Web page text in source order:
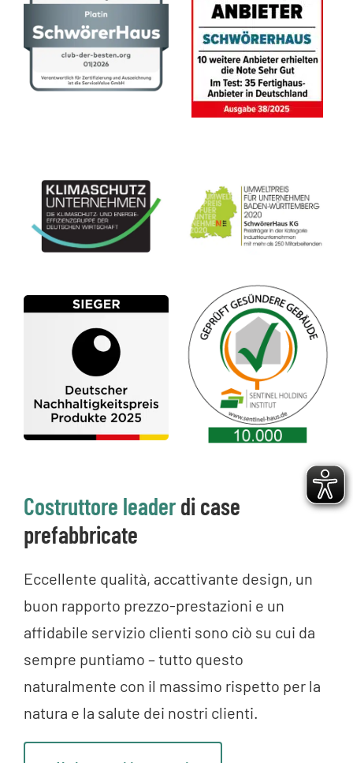
Costruttore leaderdi case
prefabbricate
Eccellente qualità, accattivante design, un
buon rapporto prezzo-prestazioni e un
affidabile servizio clienti sono ciò su cui da
sempre puntiamo – tutto questo
naturalmente con il massimo rispetto per la
natura e la salute dei nostri clienti.